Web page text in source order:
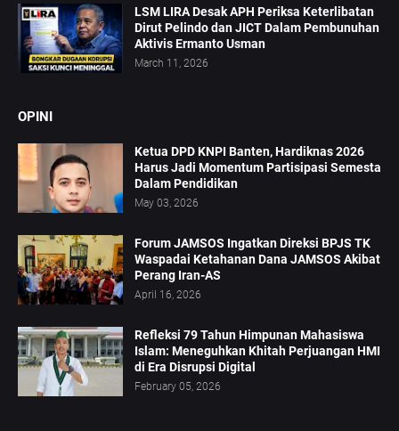
LSM LIRA Desak APH Periksa Keterlibatan
Dirut Pelindo dan JICT Dalam Pembunuhan
Aktivis Ermanto Usman
March 11, 2026
OPINI
Ketua DPD KNPI Banten, Hardiknas 2026
Harus Jadi Momentum Partisipasi Semesta
Dalam Pendidikan
May 03, 2026
Forum JAMSOS Ingatkan Direksi BPJS TK
Waspadai Ketahanan Dana JAMSOS Akibat
Perang Iran-AS
April 16, 2026
Refleksi 79 Tahun Himpunan Mahasiswa
Islam: Meneguhkan Khitah Perjuangan HMI
di Era Disrupsi Digital
February 05, 2026